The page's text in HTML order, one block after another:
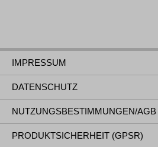
IMPRESSUM
DATENSCHUTZ
NUTZUNGSBESTIMMUNGEN/AGB
PRODUKTSICHERHEIT (GPSR)